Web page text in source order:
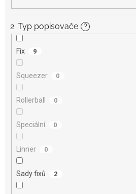
2. Typ popisovače ?
Fix 9
Squeezer 0
Rollerball 0
Speciální 0
Linner 0
Sady fixů 2